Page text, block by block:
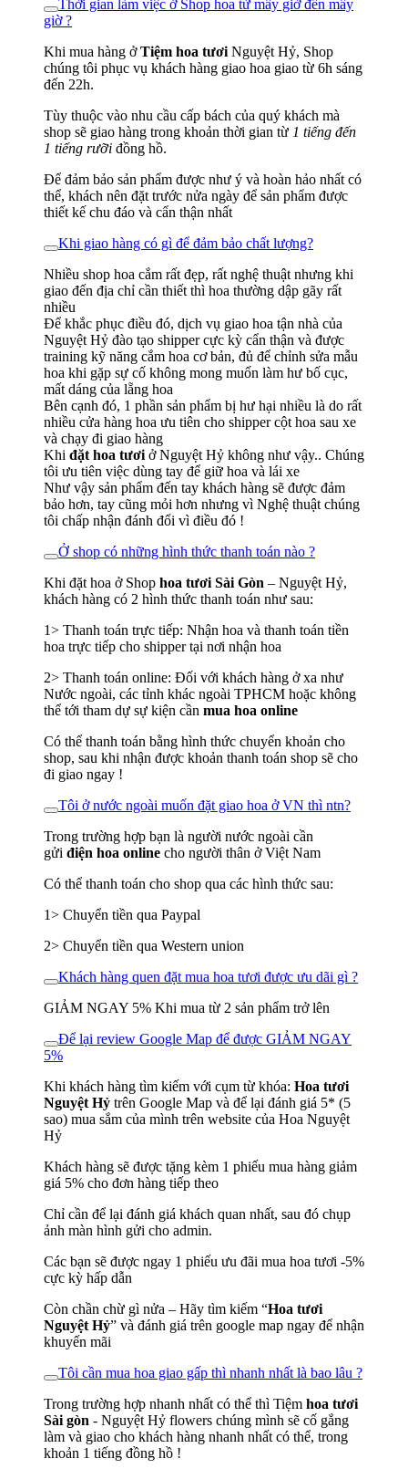
Thời gian làm việc ở Shop hoa từ mấy giờ đến mấy
giờ ?
Khi mua hàng ởTiệm hoa tươi Nguyệt Hỷ, Shop
chúng tôi phục vụ khách hàng giao hoa giao từ 6h sáng
đến 22h.
Tùy thuộc vào nhu cầu cấp bách của quý khách mà
shop sẽ giao hàng trong khoản thời gian từ 1 tiếng đến
1 tiếng rưỡi đồng hồ.
Để đảm bảo sản phẩm được như ý và hoàn hảo nhất có
thể, khách nên đặt trước nửa ngày để sản phẩm được
thiết kế chu đáo và cẩn thận nhất
Khi giao hàng có gì để đảm bảo chất lượng?
Nhiều shop hoa cắm rất đẹp, rất nghệ thuật nhưng khi
giao đến địa chỉ cần thiết thì hoa thường dập gãy rất
nhiều
Để khắc phục điều đó, dịch vụ giao hoa tận nhà của
Nguyệt Hỷ đào tạo shipper cực kỳ cẩn thận và được
training kỹ năng cắm hoa cơ bản, đủ để chỉnh sửa mẫu
hoa khi gặp sự cố không mong muốn làm hư bố cục,
mất dáng của lẵng hoa
Bên cạnh đó, 1 phần sản phẩm bị hư hại nhiều là do rất
nhiều cửa hàng hoa ưu tiên cho shipper cột hoa sau xe
và chạy đi giao hàng
Khi đặt hoa tươi ở Nguyệt Hỷ không như vậy.. Chúng
tôi ưu tiên việc dùng tay để giữ hoa và lái xe
Như vậy sản phẩm đến tay khách hàng sẽ được đảm
bảo hơn, tay cũng mỏi hơn nhưng vì Nghệ thuật chúng
tôi chấp nhận đánh đổi vì điều đó !
Ở shop có những hình thức thanh toán nào ?
Khi đặt hoa ở Shop hoa tươi Sài Gòn – Nguyệt Hỷ,
khách hàng có 2 hình thức thanh toán như sau:
1> Thanh toán trực tiếp: Nhận hoa và thanh toán tiền
hoa trực tiếp cho shipper tại nơi nhận hoa
2> Thanh toán online: Đối với khách hàng ở xa như
Nước ngoài, các tỉnh khác ngoài TPHCM hoặc không
thể tới tham dự sự kiện cần mua hoa online
Có thể thanh toán bằng hình thức chuyển khoản cho
shop, sau khi nhận được khoản thanh toán shop sẽ cho
đi giao ngay !
Tôi ở nước ngoài muốn đặt giao hoa ở VN thì ntn?
Trong trường hợp bạn là người nước ngoài cần
gửi điện hoa online cho người thân ở Việt Nam
Có thể thanh toán cho shop qua các hình thức sau:
1> Chuyển tiền qua Paypal
2> Chuyển tiền qua Western union
Khách hàng quen đặt mua hoa tươi được ưu dãi gì ?
GIẢM NGAY 5% Khi mua từ 2 sản phẩm trở lên
Để lại review Google Map để được GIẢM NGAY
5%
Khi khách hàng tìm kiếm với cụm từ khóa: Hoa tươi
Nguyệt Hỷ trên Google Map và để lại đánh giá 5* (5
sao) mua sắm của mình trên website của Hoa Nguyệt
Hỷ
Khách hàng sẽ được tặng kèm 1 phiếu mua hàng giảm
giá 5% cho đơn hàng tiếp theo
Chỉ cần để lại đánh giá khách quan nhất, sau đó chụp
ảnh màn hình gửi cho admin.
Các bạn sẽ được ngay 1 phiếu ưu đãi mua hoa tươi -5%
cực kỳ hấp dẫn
Còn chần chừ gì nửa – Hãy tìm kiếm “Hoa tươi
Nguyệt Hỷ” và đánh giá trên google map ngay để nhận
khuyến mãi
Tôi cần mua hoa giao gấp thì nhanh nhất là bao lâu ?
Trong trường hợp nhanh nhất có thể thì Tiệm hoa tươi
Sài gòn - Nguyệt Hỷ flowers chúng mình sẽ cố gắng
làm và giao cho khách hàng nhanh nhất có thể, trong
khoản 1 tiếng đồng hồ !